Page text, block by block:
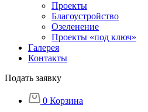
Проекты
Благоустройство
Озеленение
Проекты «под ключ»
Галерея
Контакты
Подать заявку
0 Корзина